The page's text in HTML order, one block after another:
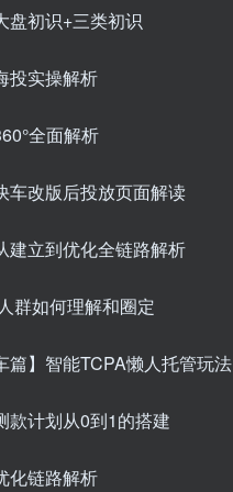
盘初识+三类初识
投实操解析
全面解析
车改版后投放页面解读
建立到优化全链路解析
群如何理解和圈定
篇】智能TCPA懒人托管玩法
款计划从0到1的搭建
化链路解析